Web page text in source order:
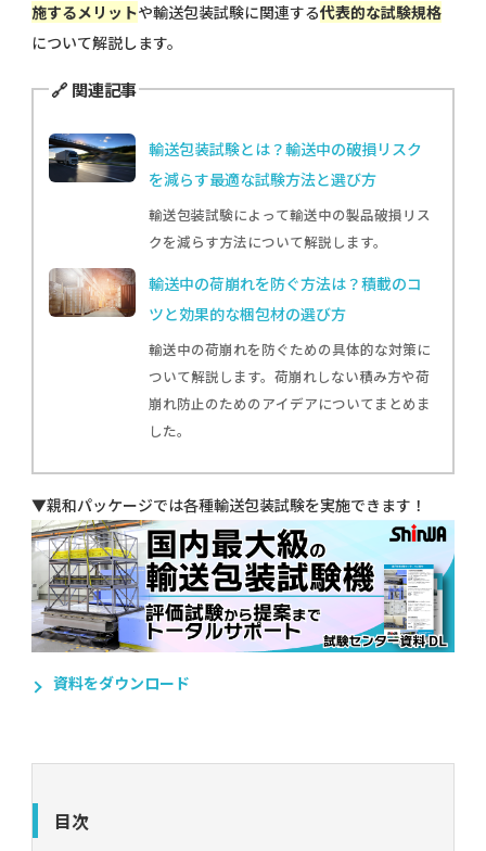
施するメリットや輸送包装試験に関連する代表的な試験規格
について解説します。
🔗 関連記事
輸送包装試験とは？輸送中の破損リスク
を減らす最適な試験方法と選び方
輸送包装試験によって輸送中の製品破損リス
クを減らす方法について解説します。
輸送中の荷崩れを防ぐ方法は？積載のコ
ツと効果的な梱包材の選び方
輸送中の荷崩れを防ぐための具体的な対策に
ついて解説します。荷崩れしない積み方や荷
崩れ防止のためのアイデアについてまとめま
した。
▼親和パッケージでは各種輸送包装試験を実施できます！
資料をダウンロード
目次